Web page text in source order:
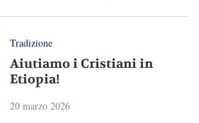
Tradizione
Aiutiamo i Cristiani in
Etiopia!
20 marzo 2026